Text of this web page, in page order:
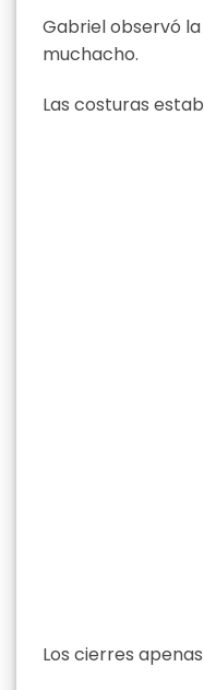
Gabriel observó
muchacho.
Las costuras
Los cierres